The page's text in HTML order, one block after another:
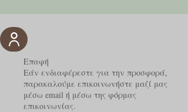
Επαφή
Εάν ενδιαφέρεστε για την προσφορά,
παρακαλούμε επικοινωνήστε μαζί μας
μέσω email ή μέσω της φόρμας
επικοινωνίας.